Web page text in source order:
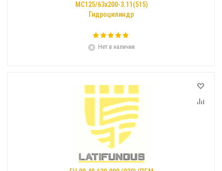
МС125/63х200-3.11(515)
Гидроцилиндр
Нет в наличии